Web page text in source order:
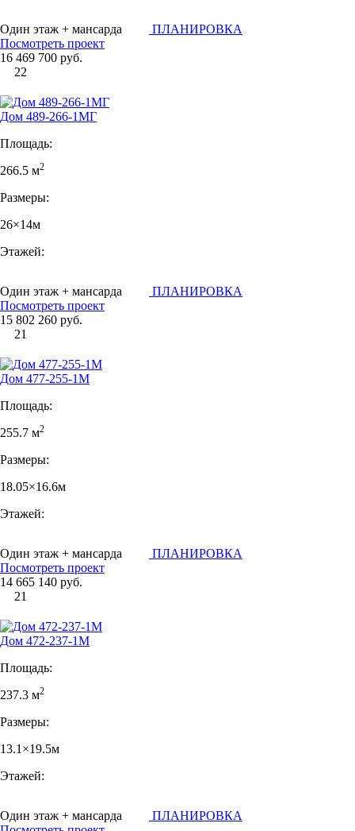
Один этаж + мансарда
ПЛАНИРОВКА
Посмотреть проект
16 469 700 руб.
22
Дом 489-266-1МГ
Площадь:
266.5 м2
Размеры:
26×14м
Этажей:
Один этаж + мансарда
ПЛАНИРОВКА
Посмотреть проект
15 802 260 руб.
21
Дом 477-255-1М
Площадь:
255.7 м2
Размеры:
18.05×16.6м
Этажей:
Один этаж + мансарда
ПЛАНИРОВКА
Посмотреть проект
14 665 140 руб.
21
Дом 472-237-1М
Площадь:
237.3 м2
Размеры:
13.1×19.5м
Этажей:
Один этаж + мансарда
ПЛАНИРОВКА